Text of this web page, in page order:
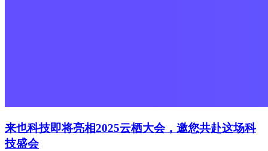
来也科技即将亮相2025云栖大会，邀您共赴这场科
技盛会